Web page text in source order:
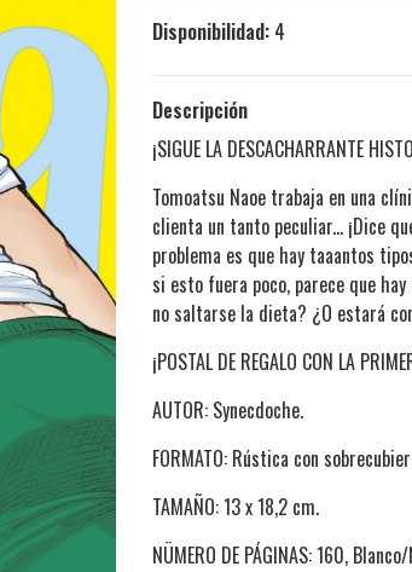
Disponibilidad: 4
Descripción
¡SIGUE LA DESCACHARRANTE
Tomoatsu Naoe trabaja en una
clienta un tanto peculiar... ¡Dice
problema es que hay taaantos
si esto fuera poco, parece que
no saltarse la dieta? ¿O estará
¡POSTAL DE REGALO CON LA
AUTOR: Synecdoche.
FORMATO: Rústica con
TAMAÑO: 13 x 18,2 cm.
NÜMERO DE PÁGINAS: 160,